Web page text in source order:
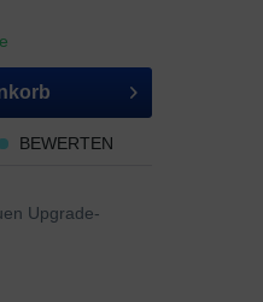
BEWERTEN
Upgrade-